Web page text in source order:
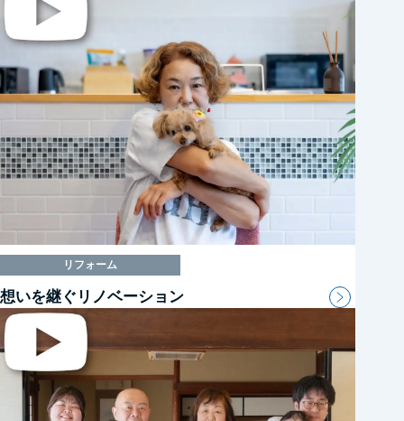
リフォーム
想いを継ぐリノベーション